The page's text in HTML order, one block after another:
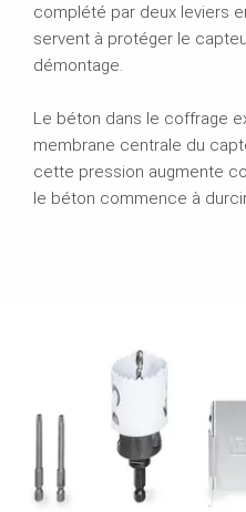
complété par deux leviers
servent à protéger le
démontage.
Le béton dans le coffrage
membrane centrale du
cette pression augmente
le béton commence à